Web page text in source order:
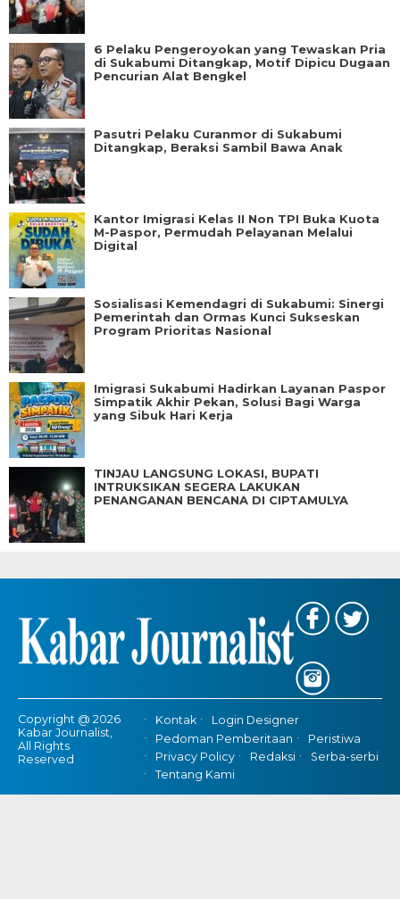
6 Pelaku Pengeroyokan yang Tewaskan Pria
di Sukabumi Ditangkap, Motif Dipicu Dugaan
Pencurian Alat Bengkel
Pasutri Pelaku Curanmor di Sukabumi
Ditangkap, Beraksi Sambil Bawa Anak
Kantor Imigrasi Kelas II Non TPI Buka Kuota
M-Paspor, Permudah Pelayanan Melalui
Digital
Sosialisasi Kemendagri di Sukabumi: Sinergi
Pemerintah dan Ormas Kunci Sukseskan
Program Prioritas Nasional
Imigrasi Sukabumi Hadirkan Layanan Paspor
Simpatik Akhir Pekan, Solusi Bagi Warga
yang Sibuk Hari Kerja
TINJAU LANGSUNG LOKASI, BUPATI
INTRUKSIKAN SEGERA LAKUKAN
PENANGANAN BENCANA DI CIPTAMULYA
Copyright @ 2026
Kabar Journalist,
All Rights
Reserved
Kontak
Login Designer
Pedoman Pemberitaan
Peristiwa
Privacy Policy
Redaksi
Serba-serbi
Tentang Kami